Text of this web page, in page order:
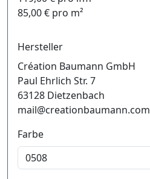
85,00 € pro m²
Hersteller
Création Baumann GmbH
Paul Ehrlich Str. 7
63128 Dietzenbach
mail@creationbaumann.com
Farbe